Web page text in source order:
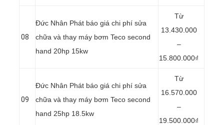
08
Đức Nhân Phát báo giá chi phí sửa
chữa và thay máy bơm Teco second
hand 20hp 15kw
Từ
13.430.000
–
15.800.000₫
09
Đức Nhân Phát báo giá chi phí sửa
chữa và thay máy bơm Teco second
hand 25hp 18.5kw
Từ
16.570.000
–
19.500.000₫